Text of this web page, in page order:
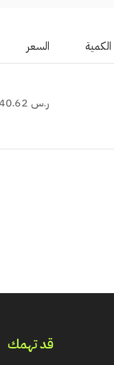
الكمية السعر
ر.س
قد تهمك